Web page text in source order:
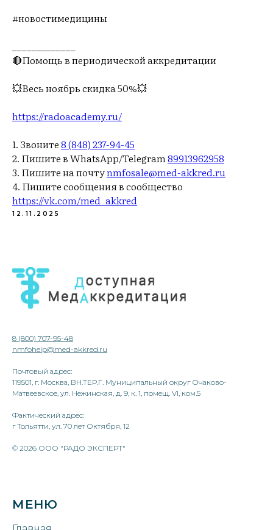
#новостимедицины
🔴Помощь в периодической аккредитации
💥Весь ноябрь скидка 50%💥
https://radoacademy.ru/
1. Звоните8 (848) 237-94-45
2. Пишите в WhatsApp/Telegram89913962958
3. Пишите на почтуnmfosale@med-akkred.ru
4. Пишите сообщения в сообщество
https://vk.com/med_akkred
12.11.2025
8 (800) 707-95-48
nmfohelp@med-akkred.ru
Почтовый адрес:
119501, г. Москва, ВН.ТЕР.Г. Муниципальный округ Очаково-
Матвеевское, ул. Нежинская, д. 9, к. 1, помещ. VI, ком.5
Фактический адрес:
г Тольятти, ул. 70 лет Октября, 12
© 2026 ООО "РАДО ЭКСПЕРТ"
МЕНЮ